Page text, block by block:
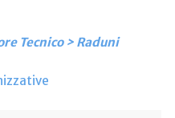
Tecnico > Raduni